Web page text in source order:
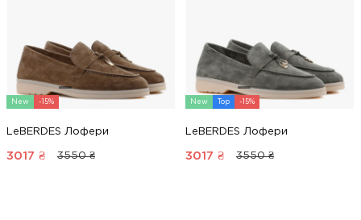
New -15%
LeBERDES Лофери
3017 ₴ 3550 ₴
New Top -15%
LeBERDES Лофери
3017 ₴ 3550 ₴